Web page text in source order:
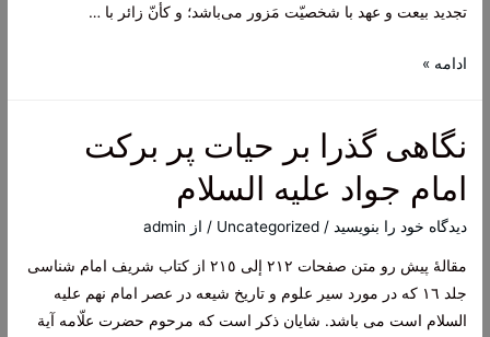
تجدید بیعت و عهد با شخصیّت مَزور می‌باشد؛ و کأنّ زائر با …
کیفیت
مشرفه
ادامه »
نگاهی گذرا بر حیات پر برکت
امام جواد علیه السلام
دیدگاه‌ خود را بنویسید /
Uncategorized / از admin
مقالۀ پیش رو متن صفحات ٢١٢ إلی ٢١٥ از کتاب شریف امام شناسی
جلد ١٦ که در مورد سیر علوم و تاریخ شیعه در عصر امام نهم علیه
السلام است می باشد. شایان ذکر است که مرحوم حضرت علّامه آیة